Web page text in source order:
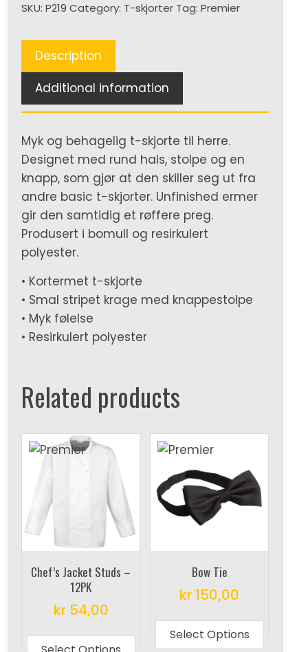
quantity
SKU:P219 Category: T-skjorter Tag:Premier
Description
Additional information
Myk og behagelig t-skjorte til herre.
Designet med rund hals, stolpe og en
knapp, som gjør at den skiller seg ut fra
andre basic t-skjorter. Unfinished ermer
gir den samtidig et røffere preg.
Produsert i bomull og resirkulert
polyester.
• Kortermet t-skjorte
• Smal stripet krage med knappestolpe
• Myk følelse
• Resirkulert polyester
Related products
Chef’s Jacket Studs –
12PK
kr54,00
product
Bow Tie
kr 150,00
Select Options